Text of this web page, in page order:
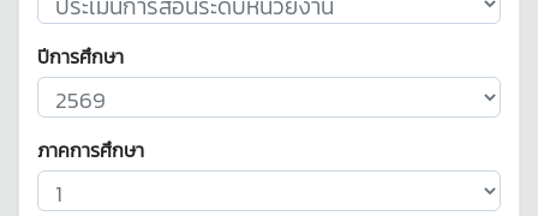
ปีการศึกษา
ภาคการศึกษา